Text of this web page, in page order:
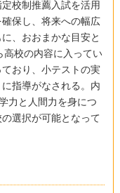
校制推薦入試を活用
保し、将来への幅広
、おおまかな目安と
高校の内容に入ってい
おり、小テストの実
指導がなされる。内
力と人間力を身につ
選択が可能となって